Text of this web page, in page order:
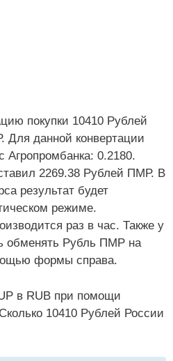
покупки 10410 Рублей
Для данной конвертации
Агропромбанка: 0.2180.
2269.38 Рублей ПМР. В
результат будет
режиме.
раз в час. Также у
обменять Рубль ПМР на
формы справа.
в RUB при помощи
10410 Рублей России